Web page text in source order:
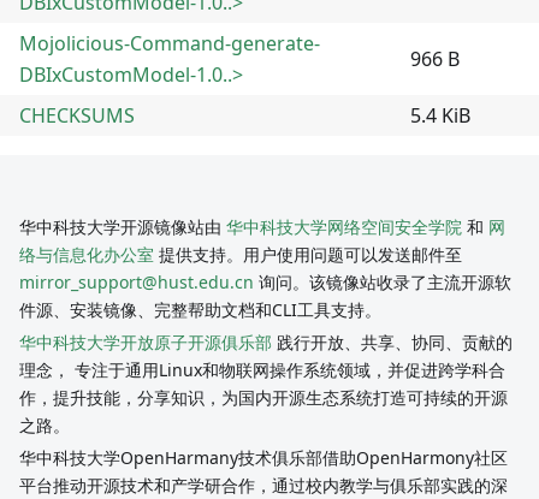
Mojolicious-Command-generate-
DBIxCustomModel-1.0..>
966 B
CHECKSUMS 5.4 KiB
华中科技大学开源镜像站由 华中科技大学网络空间安全学院 和 网
络与信息化办公室 提供支持。用户使用问题可以发送邮件至
mirror_support@hust.edu.cn 询问。该镜像站收录了主流开源软
件源、安装镜像、完整帮助文档和CLI工具支持。
华中科技大学开放原子开源俱乐部 践行开放、共享、协同、贡献的
理念， 专注于通用Linux和物联网操作系统领域，并促进跨学科合
作，提升技能，分享知识，为国内开源生态系统打造可持续的开源
之路。
华中科技大学OpenHarmany技术俱乐部借助OpenHarmony社区
平台推动开源技术和产学研合作，通过校内教学与俱乐部实践的深